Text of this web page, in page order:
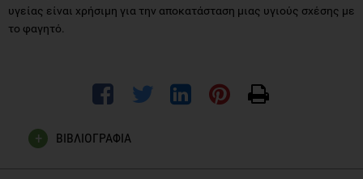
υγείας είναι χρήσιμη για την αποκατάσταση μιας υγιούς σχέσης με
το φαγητό.
ΒΙΒΛΙΟΓΡΑΦΙΑ